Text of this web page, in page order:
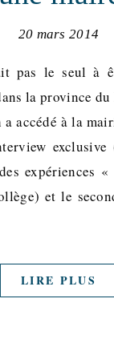
20 mars 2014
pas le seul à
la province
accédé à la
expériences
et le
LIRE PLUS